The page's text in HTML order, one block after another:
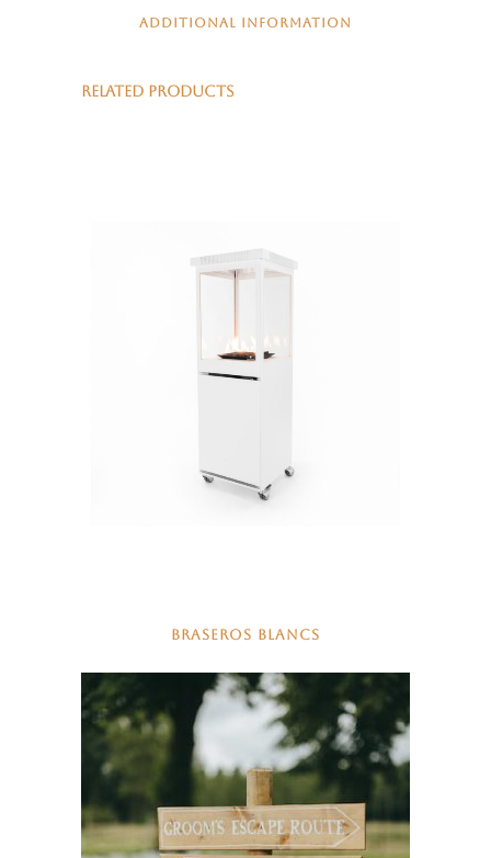
ADDITIONAL INFORMATION
RELATED PRODUCTS
BRASEROS BLANCS